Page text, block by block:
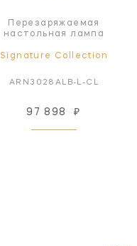
Перезаряжаемая
настольная лампа
Signature Collection
ARN3028ALB-L-CL
97 898 ₽